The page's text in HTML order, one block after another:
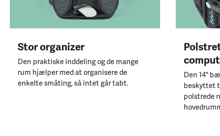
Stor organizer
Den praktiske inddeling og de mange
rum hjælper med at organisere de
enkelte småting, så intet går tabt.
Den 14"
beskyttet
polstrede